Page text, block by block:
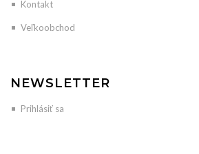
Kontakt
Veľkoobchod
NEWSLETTER
Prihlásiť sa